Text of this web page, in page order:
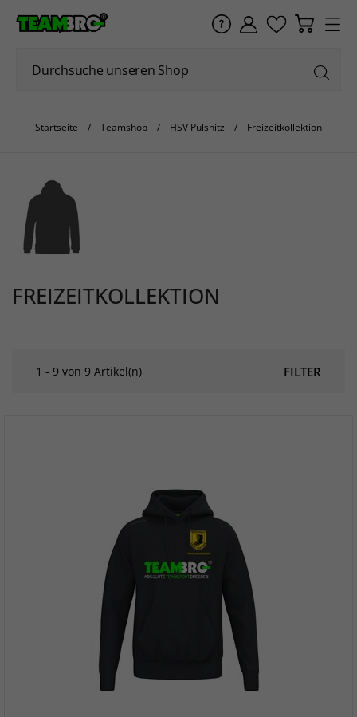
Startseite Teamshop HSV Pulsnitz Freizeitkollektion
FREIZEITKOLLEKTION
FILTER
1 - 9 von 9 Artikel(n)